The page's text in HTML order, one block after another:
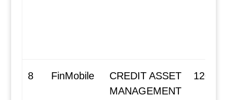
8 FinMobile
CREDIT ASSET
MANAGEMENT